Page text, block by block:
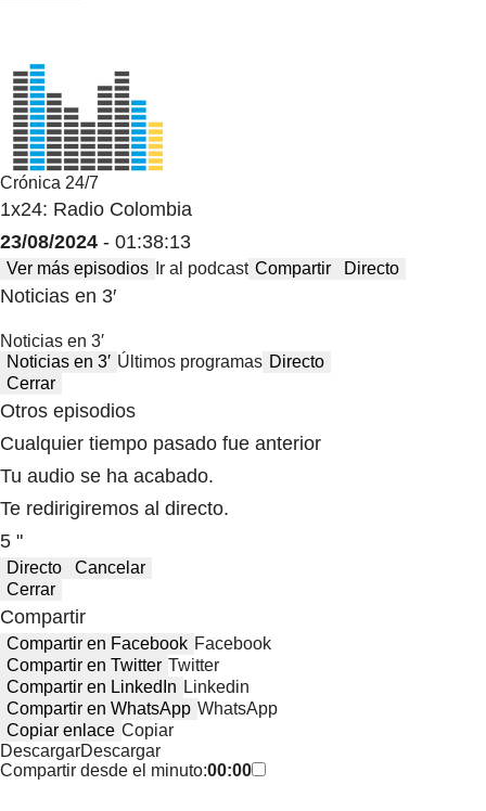
Crónica 24/7
1x24: Radio Colombia
23/08/2024 - 01:38:13
Ver más episodios Ir al podcast Compartir Directo
Noticias en 3′
Noticias en 3′
Noticias en 3′ Últimos programas Directo
Cerrar
Otros episodios
Cualquier tiempo pasado fue anterior
Tu audio se ha acabado.
Te redirigiremos al directo.
5 "
Directo
Cancelar
Cerrar
Compartir
Compartir en Facebook Facebook
Compartir en Twitter Twitter
Compartir en LinkedIn Linkedin
Compartir en WhatsApp WhatsApp
Copiar enlace Copiar
DescargarDescargar
Compartir desde el minuto:00:00